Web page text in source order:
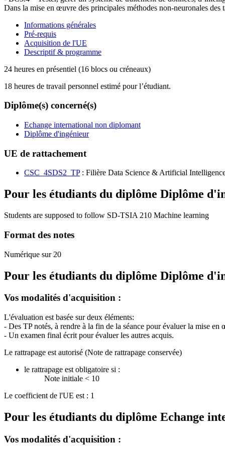
Dans la mise en œuvre des principales méthodes non-neuronales des
Informations générales
Pré-requis
Acquisition de l'UE
Descriptif & programme
24 heures en présentiel (16 blocs ou créneaux)
18 heures de travail personnel estimé pour l’étudiant.
Diplôme(s) concerné(s)
Echange international non diplomant
Diplôme d'ingénieur
UE de rattachement
CSC_4SDS2_TP: Filière Data Science & Artificial
Pour les étudiants du diplôme Diplôme
Students are supposed to follow SD-TSIA 210 Machine learning
Format des notes
Numérique sur 20
Pour les étudiants du diplôme Diplôme
Vos modalités d'acquisition :
L'évaluation est basée sur deux éléments:
- Des TP notés, à rendre à la fin de la séance pour évaluer la mise en
- Un examen final écrit pour évaluer les autres acquis.
Le rattrapage est autorisé (Note de rattrapage conservée)
le rattrapage est obligatoire si :
Note initiale < 10
Le coefficient de l'UE est : 1
Pour les étudiants du diplôme Echange
Vos modalités d'acquisition :